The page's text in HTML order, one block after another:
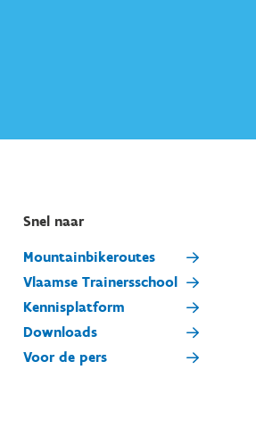
Snel naar
Mountainbikeroutes
Vlaamse Trainersschool
Kennisplatform
Downloads
Voor de pers